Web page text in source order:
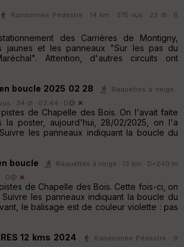
Randonnée Pédestre · 14 km · 275 vus · 23 dl · 6
des Carrières de Montigny,
jaunes et les panneaux "Sur les pas du
Attention, d'autres circuits ont
boucle 2025 02 28
Raquettes à neige ·
· 34 dl · 03:44 · D@
de Chapelle des Bois. On l'avait faite
la poster, aujourd'hui, 28/02/2025, on l'a
les panneaux indiquant la boucle du
boucle
Raquettes à neige · 13 km · D+240 m
D@
de Chapelle des Bois. Cette fois-ci, on
les panneaux indiquant la boucle du
le balisage est de couleur violette : pas
12 kms 2024
Randonnée Pédestre · 9